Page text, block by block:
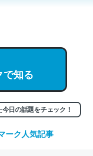
いての考察（１） -
トークンだと英語小説100
いけど、短期記憶という
で知る
日の話題をチェック！
ーク人気記事